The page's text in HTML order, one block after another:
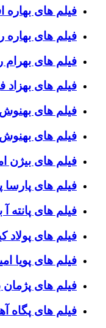
فیلم های بهاره
فیلم های بهاره
فیلم های بهرام
فیلم های بهزاد
فیلم های
فیلم های
فیلم های بیژن
فیلم های پارسا
فیلم های پانته آ
فیلم های پولاد
فیلم های پویا
فیلم های پژمان
فیلم های پگاه